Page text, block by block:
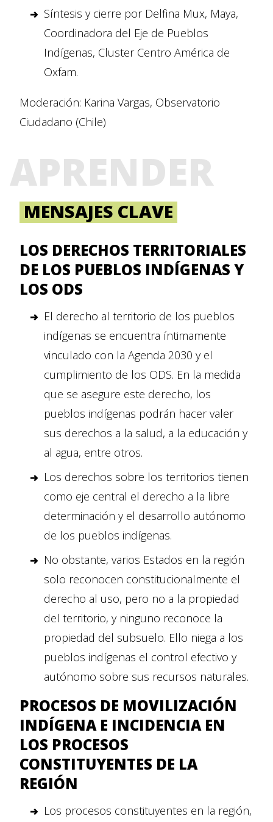
Síntesis y cierre por Delfina Mux, Maya,
Coordinadora del Eje de Pueblos
Indígenas, Cluster Centro América de
Oxfam.
Moderación: Karina Vargas, Observatorio
Ciudadano (Chile)
APRENDER
MENSAJES CLAVE
LOS DERECHOS TERRITORIALES
DE LOS PUEBLOS INDÍGENAS Y
LOS ODS
El derecho al territorio de los pueblos
indígenas se encuentra íntimamente
vinculado con la Agenda 2030 y el
cumplimiento de los ODS. En la medida
que se asegure este derecho, los
pueblos indígenas podrán hacer valer
sus derechos a la salud, a la educación y
al agua, entre otros.
Los derechos sobre los territorios tienen
como eje central el derecho a la libre
determinación y el desarrollo autónomo
de los pueblos indígenas.
No obstante, varios Estados en la región
solo reconocen constitucionalmente el
derecho al uso, pero no a la propiedad
del territorio, y ninguno reconoce la
propiedad del subsuelo. Ello niega a los
pueblos indígenas el control efectivo y
autónomo sobre sus recursos naturales.
PROCESOS DE MOVILIZACIÓN
INDÍGENA E INCIDENCIA EN
LOS PROCESOS
CONSTITUYENTES DE LA
REGIÓN
Los procesos constituyentes en la región,